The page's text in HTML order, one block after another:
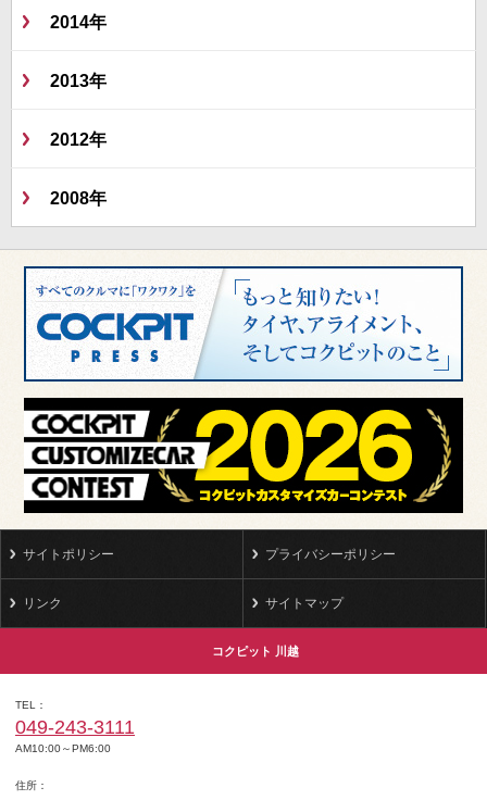
2014年
2013年
2012年
2008年
サイトポリシー プライバシーポリシー
リンク サイトマップ
コクピット 川越
TEL
049-243-3111
AM10:00～PM6:00
住所